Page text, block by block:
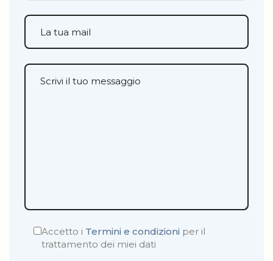
Accetto i Termini e condizioni per il
trattamento dei miei dati